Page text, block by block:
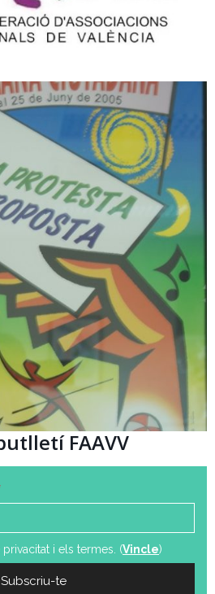
FAAVV
i els termes. (Vincle)